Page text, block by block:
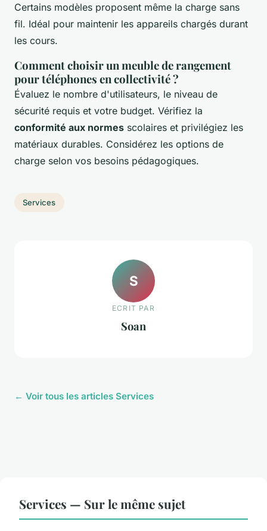
Certains modèles proposent même la charge sans
fil. Idéal pour maintenir les appareils chargés durant
les cours.
Comment choisir un meuble de rangement
pour téléphones en collectivité ?
Évaluez le nombre d'utilisateurs, le niveau de
sécurité requis et votre budget. Vérifiez la
conformité aux normes scolaires et privilégiez les
matériaux durables. Considérez les options de
charge selon vos besoins pédagogiques.
Services
S
ECRIT PAR
Soan
← Voir tous les articles Services
Services — Sur le même sujet